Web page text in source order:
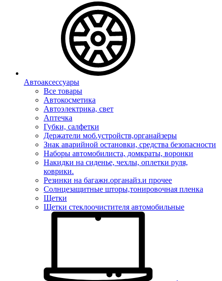
Автоаксессуары
Все товары
Автокосметика
Автоэлектрика, свет
Аптечка
Губки, салфетки
Держатели моб.устройств,органайзеры
Знак аварийной остановки, средства безопасности
Наборы автомобилиста, домкраты, воронки
Накидки на сиденье, чехлы, оплетки руля,
коврики.
Резинки на багажн.органайз.и прочее
Солнцезащитные шторы,тонировочная пленка
Щетки
Щетки стеклоочистителя автомобильные